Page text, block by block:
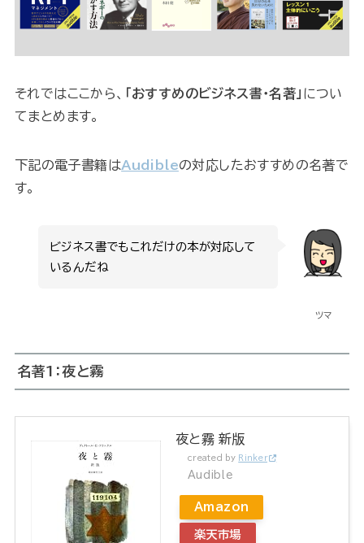
それではここから、 「おすすめのビジネス書・名著」 につい
てまとめます。
下記の電子書籍はAudibleの対応したおすすめの名著で
す。
ツマ
ビジネス書でもこれだけの本が対応して
いるんだね
名著1：夜と霧
夜と霧 新版
created by Rinker
Audible
Amazon
楽天市場